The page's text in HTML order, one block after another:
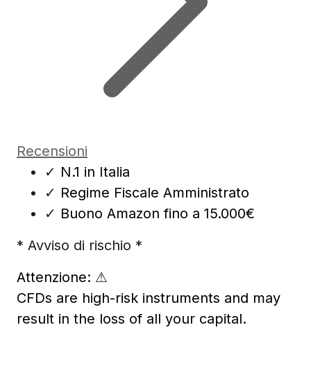
Recensioni
✓ N.1 in Italia
✓ Regime Fiscale Amministrato
✓ Buono Amazon fino a 15.000€
* Avviso di rischio *
Attenzione: ⚠
CFDs are high-risk instruments and may
result in the loss of all your capital.